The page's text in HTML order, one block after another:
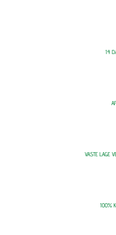
14
VASTE LAGE
100%